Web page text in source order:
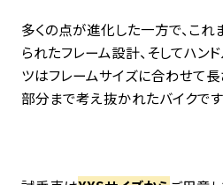
多くの点が進化した一方で、こ
られたフレーム設計、そしてハン
ツはフレームサイズに合わせて
部分まで考え抜かれたバイクです